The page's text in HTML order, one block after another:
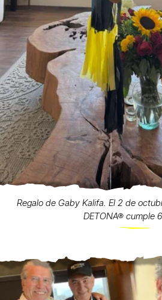
Regalo de Gaby Kalifa. El 2 de
DETONA® cumple